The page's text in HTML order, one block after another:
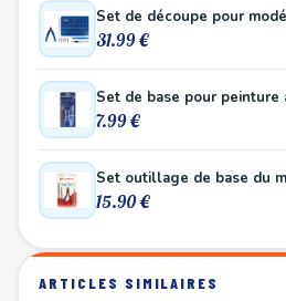
Set de découpe pour
31.99 €
Set de base pour peinture
7.99 €
Set outillage de base du
15.90 €
ARTICLES SIMILAIRES